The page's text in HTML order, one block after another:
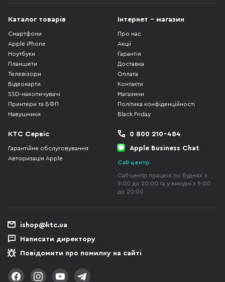
Каталог товарів
Смартфони
Apple iPhone
Ноутбуки
Планшети
Телевізори
Відеокарти
SSD-накопичувачі
Принтери та БФП
Навушники
Інтернет - магазин
Про нас
Акції
Гарантія
Доставка
Оплата
Контакти
Магазини
Політика конфіденційності
Black Friday
КТС Сервіс
Гарантійне обслуговування
Авторизація Apple
0 800 210-484
Apple Business Chat
Call-центр
Call-центр працює по буднях з
9:00 до 20:00 та у вихідні з 9:00
до 20:00
ishop@ktc.ua
Написати директору
Повідомити про помилку на сайті